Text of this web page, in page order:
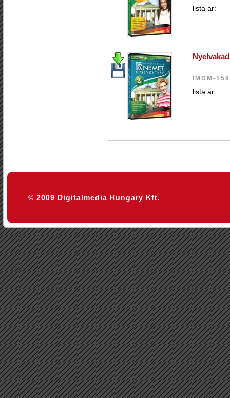
lista ár:
IMDM-
lista ár:
© 2009 Digitalmedia Hungary Kft.